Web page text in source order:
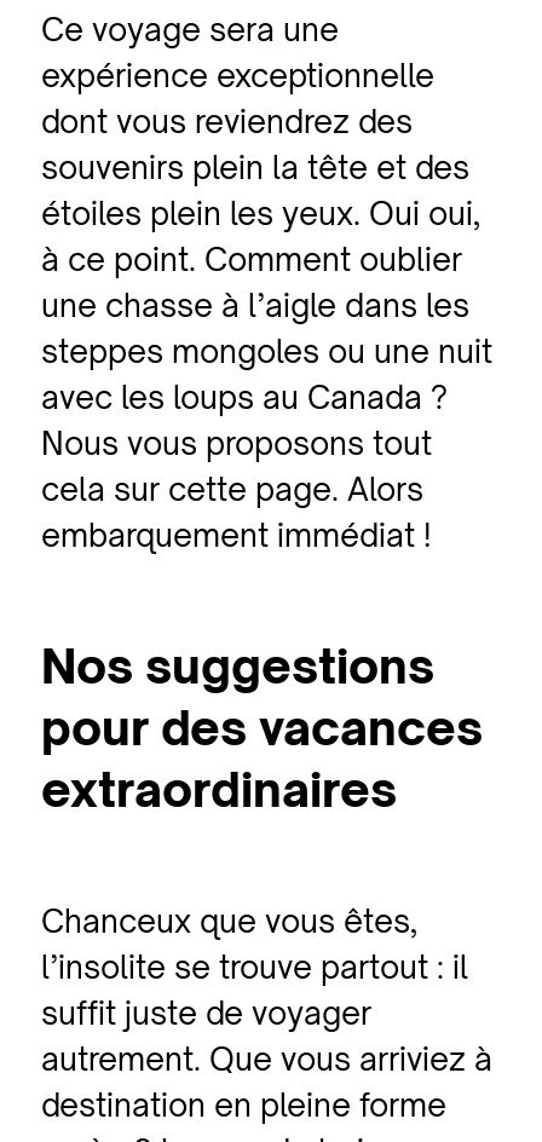
Ce voyage sera une
expérience exceptionnelle
dont vous reviendrez des
souvenirs plein la tête et des
étoiles plein les yeux. Oui oui,
à ce point. Comment oublier
une chasse à l’aigle dans les
steppes mongoles ou une nuit
avec les loups au Canada ?
Nous vous proposons tout
cela sur cette page. Alors
embarquement immédiat !
Nos suggestions
pour des vacances
extraordinaires
Chanceux que vous êtes,
l’insolite se trouve partout : il
suffit juste de voyager
autrement. Que vous arriviez à
destination en pleine forme